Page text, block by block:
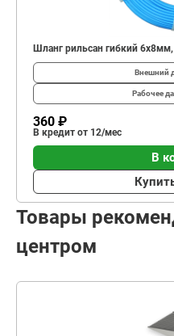
Шланг рильсан гибкий 6x8мм,
Внешний
Рабочее
360 ₽
В кредит от 12/мес
В
Товары
центром